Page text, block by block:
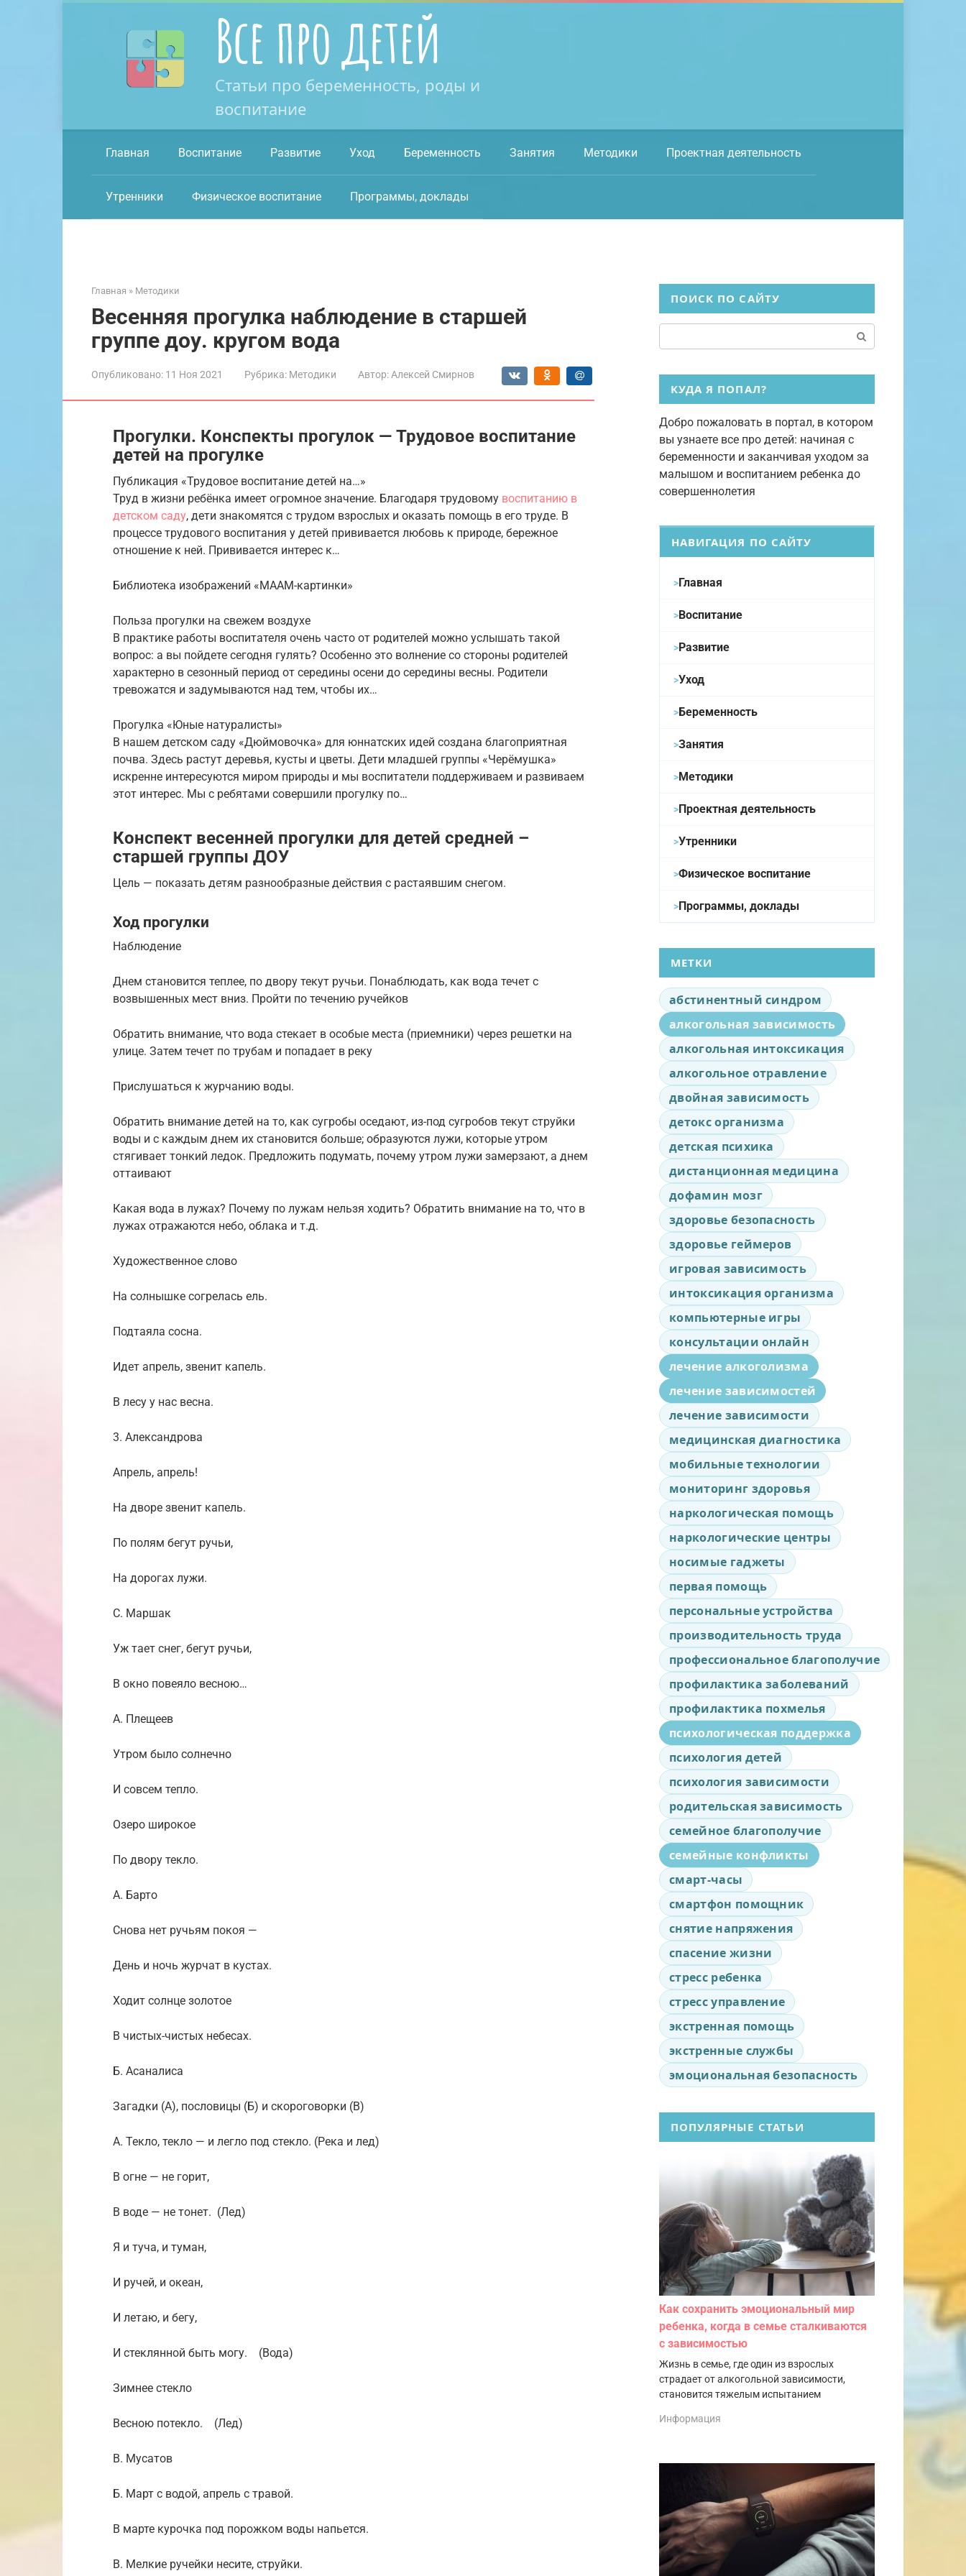
Все про детей
Статьи про беременность, роды и
воспитание
Главная Воспитание Развитие Уход Беременность Занятия Методики Проектная деятельность
Утренники Физическое воспитание Программы, доклады
Главная » Методики
Весенняя прогулка наблюдение в старшей
группе доу. кругом вода
Опубликовано: 11 Ноя 2021 Рубрика: Методики Автор: Алексей Смирнов
Прогулки. Конспекты прогулок — Трудовое воспитание
детей на прогулке
Публикация «Трудовое воспитание детей на…»
Труд в жизни ребёнка имеет огромное значение. Благодаря трудовому воспитанию в
детском саду, дети знакомятся с трудом взрослых и оказать помощь в его труде. В
процессе трудового воспитания у детей прививается любовь к природе, бережное
отношение к ней. Прививается интерес к…
Библиотека изображений «МААМ-картинки»
Польза прогулки на свежем воздухе
В практике работы воспитателя очень часто от родителей можно услышать такой
вопрос: а вы пойдете сегодня гулять? Особенно это волнение со стороны родителей
характерно в сезонный период от середины осени до середины весны. Родители
тревожатся и задумываются над тем, чтобы их…
Прогулка «Юные натуралисты»
В нашем детском саду «Дюймовочка» для юннатских идей создана благоприятная
почва. Здесь растут деревья, кусты и цветы. Дети младшей группы «Черёмушка»
искренне интересуются миром природы и мы воспитатели поддерживаем и развиваем
этот интерес. Мы с ребятами совершили прогулку по…
Конспект весенней прогулки для детей средней –
старшей группы ДОУ
Цель — показать детям разнообразные действия с растаявшим снегом.
Ход прогулки
Наблюдение
Днем становится теплее, по двору текут ручьи. Понаблюдать, как вода течет с
возвышенных мест вниз. Пройти по течению ручейков
Обратить внимание, что вода стекает в особые места (приемники) через решетки на
улице. Затем течет по трубам и попадает в реку
Прислушаться к журчанию воды.
Обратить внимание детей на то, как сугробы оседают, из-под сугробов текут струйки
воды и с каждым днем их становится больше; образуются лужи, которые утром
стягивает тонкий ледок. Предложить подумать, почему утром лужи замерзают, а днем
оттаивают
Какая вода в лужах? Почему по лужам нельзя ходить? Обратить внимание на то, что в
лужах отражаются небо, облака и т.д.
Художественное слово
На солнышке согрелась ель.
Подтаяла сосна.
Идет апрель, звенит капель.
В лесу у нас весна.
3. Александрова
Апрель, апрель!
На дворе звенит капель.
По полям бегут ручьи,
На дорогах лужи.
С. Маршак
Уж тает снег, бегут ручьи,
В окно повеяло весною…
А. Плещеев
Утром было солнечно
И совсем тепло.
Озеро широкое
По двору текло.
А. Барто
Снова нет ручьям покоя —
День и ночь журчат в кустах.
Ходит солнце золотое
В чистых-чистых небесах.
Б. Асаналиса
Загадки (А), пословицы (Б) и скороговорки (В)
А. Текло, текло — и легло под стекло. (Река и лед)
В огне — не горит,
В воде — не тонет. (Лед)
Я и туча, и туман,
И ручей, и океан,
И летаю, и бегу,
И стеклянной быть могу. (Вода)
Зимнее стекло
Весною потекло. (Лед)
В. Мусатов
Б. Март с водой, апрель с травой.
В марте курочка под порожком воды напьется.
В. Мелкие ручейки несите, струйки.
ПОИСК ПО САЙТУ
КУДА Я ПОПАЛ?
Добро пожаловать в портал, в котором
вы узнаете все про детей: начиная с
беременности и заканчивая уходом за
малышом и воспитанием ребенка до
совершеннолетия
НАВИГАЦИЯ ПО САЙТУ
Главная
Воспитание
Развитие
Уход
Беременность
Занятия
Методики
Проектная деятельность
Утренники
Физическое воспитание
Программы, доклады
МЕТКИ
абстинентный синдром
алкогольная зависимость
алкогольная интоксикация
алкогольное отравление
двойная зависимость
детокс организма
детская психика
дистанционная медицина
дофамин мозг
здоровье безопасность
здоровье геймеров
игровая зависимость
интоксикация организма
компьютерные игры
консультации онлайн
лечение алкоголизма
лечение зависимостей
лечение зависимости
медицинская диагностика
мобильные технологии
мониторинг здоровья
наркологическая помощь
наркологические центры
носимые гаджеты
первая помощь
персональные устройства
производительность труда
профессиональное благополучие
профилактика заболеваний
профилактика похмелья
психологическая поддержка
психология детей
психология зависимости
родительская зависимость
семейное благополучие
семейные конфликты
смарт-часы
смартфон помощник
снятие напряжения
спасение жизни
стресс ребенка
стресс управление
экстренная помощь
экстренные службы
эмоциональная безопасность
ПОПУЛЯРНЫЕ СТАТЬИ
Как сохранить эмоциональный мир
ребенка, когда в семье сталкиваются
с зависимостью
Жизнь в семье, где один из взрослых
страдает от алкогольной зависимости,
становится тяжелым испытанием
Информация